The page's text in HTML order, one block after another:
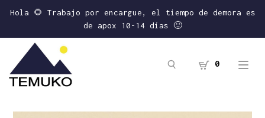
Hola 🌻 Trabajo por encargue, el tiempo de demora es
de apox 10-14 días 🙂
0